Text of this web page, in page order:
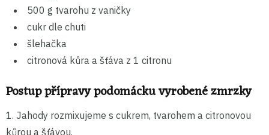
500 g tvarohu z vaničky
cukr dle chuti
šlehačka
citronová kůra a šťáva z 1 citronu
Postup přípravy podomácku vyrobené zmrzky
1. Jahody rozmixujeme s cukrem, tvarohem a citronovou
kůrou a šťávou.